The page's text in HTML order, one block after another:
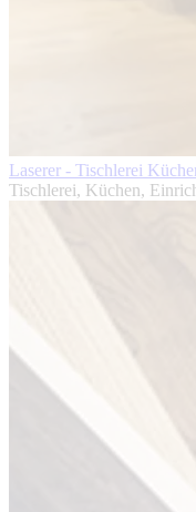
Laserer - Tischlerei
Tischlerei, Küchen,